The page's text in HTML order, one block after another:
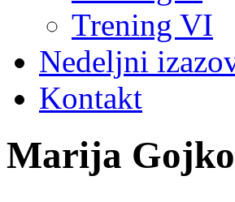
Trening VI
Nedeljni
Kontakt
Marija